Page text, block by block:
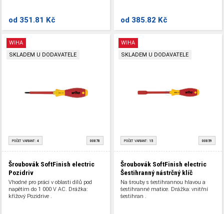
od 351.81 Kč od 385.82 Kč
WIHA
SKLADEM U DODAVATELE
POČET VARIANT: 4 00878
Šroubovák SoftFinish electric
Pozidriv
Vhodné pro práci v oblasti dílů pod
napětím do 1 000 V AC. Drážka:
křížový Pozidrive .
WIHA
SKLADEM U DODAVATELE
POČET VARIANT: 15 00859
Šroubovák SoftFinish electric
Šestihranný nástrčný klíč
Na šrouby s šestihrannou hlavou a
šestihranné matice. Drážka: vnitřní
šestihran .